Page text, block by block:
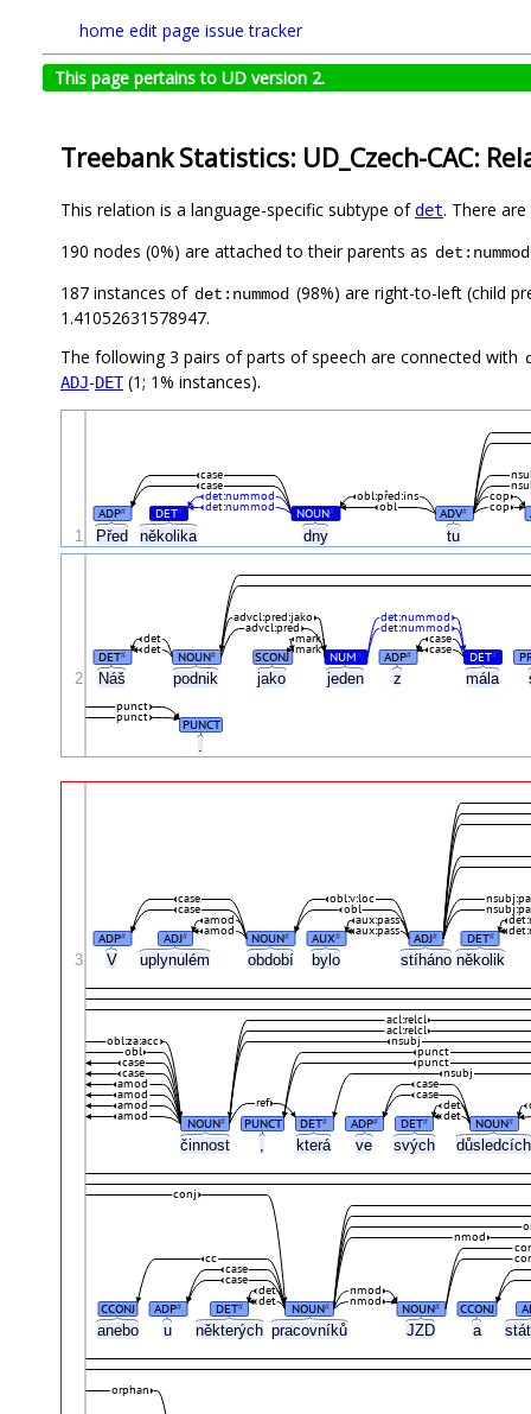
home edit page issue tracker
This page pertains to UD version 2.
Treebank Statistics: UD_Czech-CAC:
This relation is a language-specific subtype ofdet. There
190 nodes (0%) are attached to their parents as det:nummod
187 instances of det:nummod (98%) are right-to-left (child
1.41052631578947.
The following 3 pairs of parts of speech are connected with
ADJ-DET(1; 1% instances).
Před několika dny tu
ADP# DET# NOUN# ADV#
obl
obl:před:ins
cop
cop
det:nummod
det:nummod
case
case
1
Náš podnik jako jeden z mála
DET# NOUN# SCONJ NUM# ADP# DET#
case
case
det
det
mark
mark
det:nummod
det:nummod
advcl:pred
advcl:pred:jako
PUNCT
punct
punct
2
V uplynulém období bylo stíháno několik
činnost , která ve svých
anebo u některých pracovníků JZD a
ADP# ADJ# NOUN# AUX# ADJ# DET#
aux:pass
aux:pass
amod
amod
obl
obl:v:loc
case
case
NOUN# PUNCT DET# ADP# DET# NOUN#
amod
amod
det
det
ref
case
case
amod
amod
nsubj
punct
punct
case
case
nsubj
acl:relcl
acl:relcl
obl
obl:za:acc
CCONJ ADP# DET# NOUN# NOUN# CCONJ
nmod
nmod
det
det
case
case
cc
nmod
conj
orphan
3